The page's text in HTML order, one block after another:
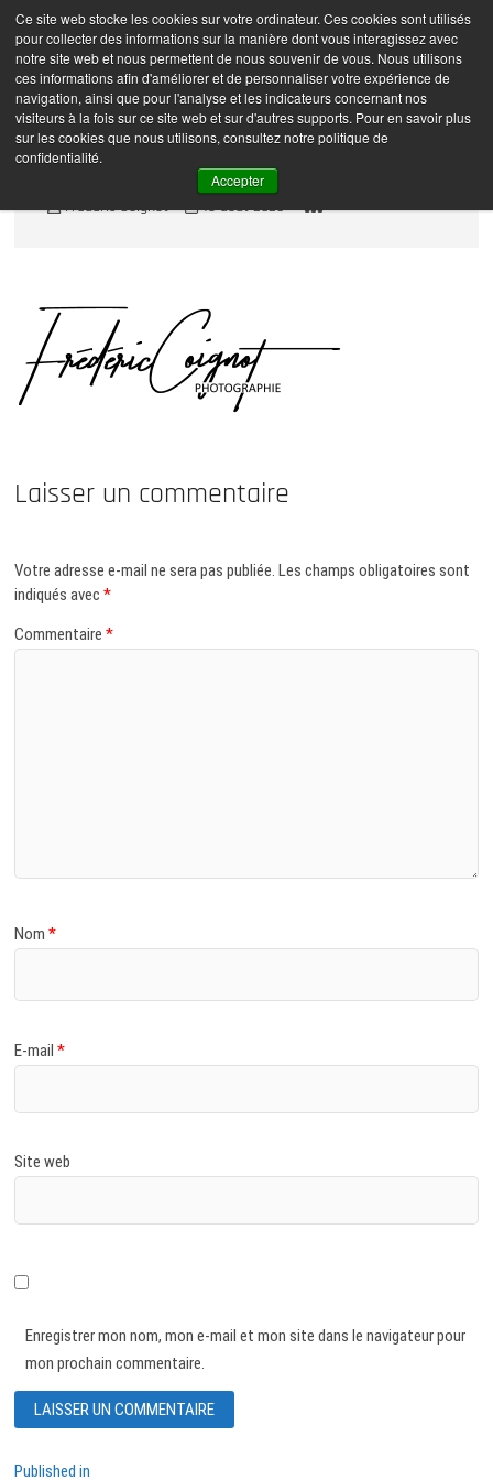
Ce site web stocke les cookies sur votre ordinateur. Ces cookies sont utilisés
pour collecter des informations sur la manière dont vous interagissez avec
notre site web et nous permettent de nous souvenir de vous. Nous utilisons
ces informations afin d'améliorer et de personnaliser votre expérience de
navigation, ainsi que pour l'analyse et les indicateurs concernant nos
visiteurs à la fois sur ce site web et sur d'autres supports. Pour en savoir plus
sur les cookies que nous utilisons, consultez notre politique de
confidentialité.
Accepter
Skip
content
Frédéric Coignot –
Photographe
M
e
n
u
B
Signature FC Noire
Frédéric Coignot 13 août 2020
Laisser un commentaire
Votre adresse e-mail ne sera pas publiée. Les champs obligatoires sont
indiqués avec*
Commentaire*
Nom*
E-mail*
Site web
Enregistrer mon nom, mon e-mail et mon site dans le navigateur pour
mon prochain commentaire.
Published in